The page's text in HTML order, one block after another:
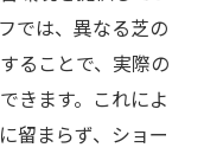
では、異なる芝の
ることで、実際の
きます。これによ
留まらず、ショー